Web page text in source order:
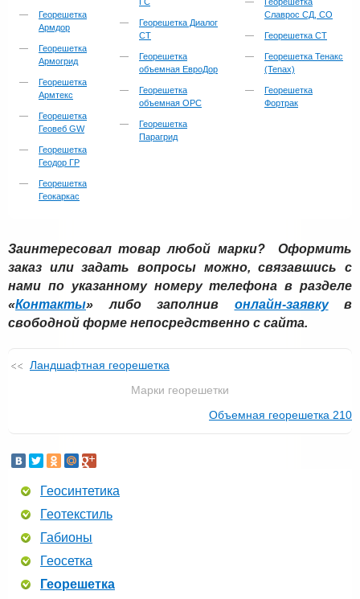
Георешетка
Армдор
Георешетка
Армогрид
Георешетка
Армтекс
Георешетка
Геовеб GW
Георешетка
Геодор ГР
Георешетка
Геокаркас
Георешетка Диалог
СТ
Георешетка
объемная ЕвроДор
Георешетка
объемная ОРС
Георешетка
Парагрид
Славрос СД, СО
Георешетка СТ
Георешетка Тенакс
(Tenax)
Георешетка
Фортрак
Заинтересовал товар любой марки? Оформить
заказ или задать вопросы можно, связавшись с
нами по указанному номеру телефона в разделе
«Контакты» либо заполнив онлайн-заявкув
свободной форме непосредственно с сайта.
Ландшафтная георешетка
Марки георешетки
Объемная георешетка 210
Геосинтетика
Геотекстиль
Габионы
Геосетка
Георешетка